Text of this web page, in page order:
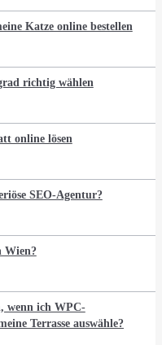
Katze online bestellen
richtig wählen
online lösen
SEO-Agentur?
Wien?
wenn ich WPC-
Terrasse auswähle?